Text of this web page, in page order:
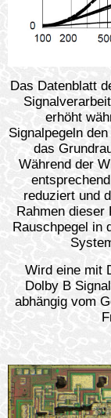
Das Datenblatt
erhöht
Signalpegeln
das
Während der
reduziert und
Rahmen
Rauschpegel in
Wird eine mit
Dolby B
abhängig vom